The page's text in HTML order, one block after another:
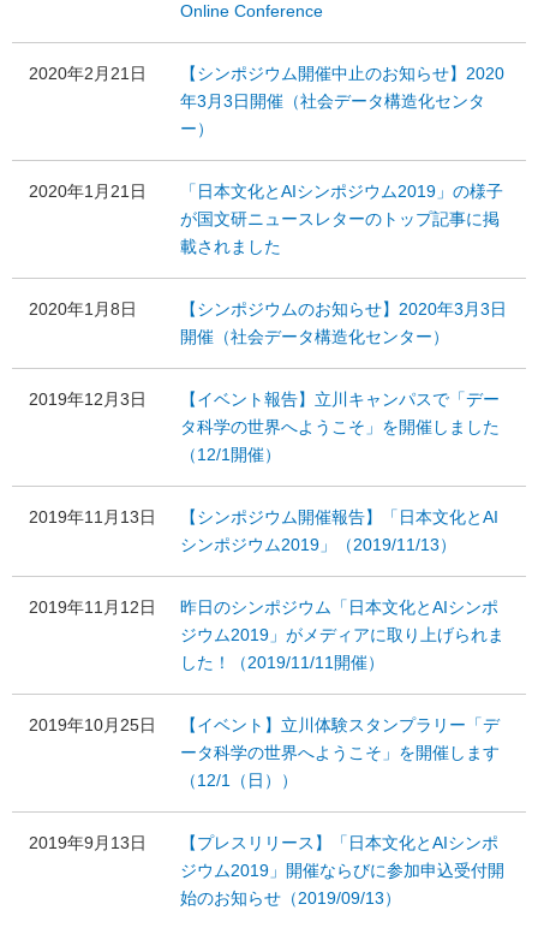
Online Conference
2020年2月21日
【シンポジウム開催中止のお知らせ】2020
年3月3日開催（社会データ構造化センタ
ー）
2020年1月21日
「日本文化とAIシンポジウム2019」の様子
が国文研ニュースレターのトップ記事に掲
載されました
2020年1月8日
【シンポジウムのお知らせ】2020年3月3日
開催（社会データ構造化センター）
2019年12月3日
【イベント報告】立川キャンパスで「デー
タ科学の世界へようこそ」を開催しました
（12/1開催）
2019年11月13日
【シンポジウム開催報告】「日本文化とAI
シンポジウム2019」（2019/11/13）
2019年11月12日
昨日のシンポジウム「日本文化とAIシンポ
ジウム2019」がメディアに取り上げられま
した！（2019/11/11開催）
2019年10月25日
【イベント】立川体験スタンプラリー「デ
ータ科学の世界へようこそ」を開催します
（12/1（日））
2019年9月13日
【プレスリリース】「日本文化とAIシンポ
ジウム2019」開催ならびに参加申込受付開
始のお知らせ（2019/09/13）